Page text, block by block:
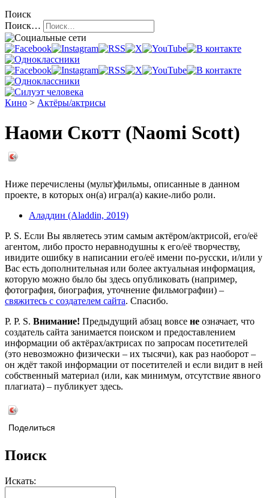
Поиск
Поиск…
Кино > Актёры/актрисы
Наоми Скотт (Naomi Scott)
Ниже перечислены (мульт)фильмы, описанные в данном
проекте, в которых он(а) играл(а) какие-либо роли.
Аладдин (Aladdin, 2019)
P. S. Если Вы являетесь этим самым актёром/актрисой, его/её
агентом, либо просто неравнодушны к его/её творчеству,
ивидите ошибку в написании его/её имени по-русски, и/или у
Вас есть дополнительная или более актуальная информация,
которую можно было бы здесь опубликовать (например,
фотография, биография, уточнение фильмографии) –
свяжитесь с создателем сайта. Спасибо.
P. P. S. Внимание! Предыдущий абзац вовсе не означает, что
создатель сайта занимается поиском и предоставлением
информации об актёрах/актрисах по запросам посетителей
(это невозможно физически – их тысячи), как раз наоборот –
он ждёт такой информации от посетителей и если видит в ней
собственный материал (или, как минимум, отсутствие явного
плагиата) – публикует здесь.
Поделиться
Поиск
Искать: